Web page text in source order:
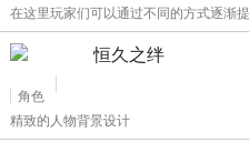
在这里玩家们可以通过不同的方式逐渐
恒久之绊
角色
精致的人物背景设计